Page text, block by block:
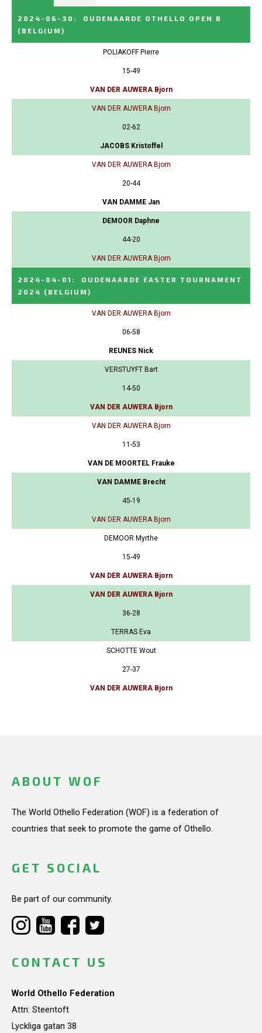
2024-06-30 :
OUDENAARDE OTHELLO OPEN B
(BELGIUM)
POLIAKOFF Pierre
15-49
VAN DER AUWERA Bjorn
VAN DER AUWERA Bjorn
02-62
JACOBS Kristoffel
VAN DER AUWERA Bjorn
20-44
VAN DAMME Jan
DEMOOR Daphne
44-20
VAN DER AUWERA Bjorn
2024-04-01 :
OUDENAARDE EASTER TOURNAMENT
2024 (BELGIUM)
VAN DER AUWERA Bjorn
06-58
REUNES Nick
VERSTUYFT Bart
14-50
VAN DER AUWERA Bjorn
VAN DER AUWERA Bjorn
11-53
VAN DE MOORTEL Frauke
VAN DAMME Brecht
45-19
VAN DER AUWERA Bjorn
DEMOOR Myrthe
15-49
VAN DER AUWERA Bjorn
VAN DER AUWERA Bjorn
36-28
TERRAS Eva
SCHOTTE Wout
27-37
VAN DER AUWERA Bjorn
ABOUT WOF
The World Othello Federation (WOF) is a federation of
countries that seek to promote the game of Othello.
GET SOCIAL
Be part of our community.
CONTACT US
World Othello Federation
Attn: Steentoft
Lyckliga gatan 38